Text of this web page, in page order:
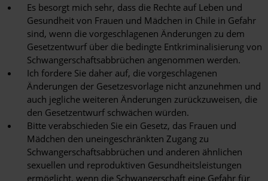
Es besorgt mich sehr, dass die Rechte auf Leben und
Gesundheit von Frauen und Mädchen in Chile in Gefahr
sind, wenn die vorgeschlagenen Änderungen zu dem
Gesetzentwurf über die bedingte Entkriminalisierung von
Schwangerschaftsabbrüchen angenommen werden.
Ich fordere Sie daher auf, die vorgeschlagenen
Änderungen der Gesetzesvorlage nicht anzunehmen und
auch jegliche weiteren Änderungen zurückzuweisen, die
den Gesetzentwurf schwächen würden.
Bitte verabschieden Sie ein Gesetz, das Frauen und
Mädchen den uneingeschränkten Zugang zu
Schwangerschaftsabbrüchen und anderen ähnlichen
sexuellen und reproduktiven Gesundheitsleistungen
ermöglicht, wenn die Schwangerschaft eine Gefahr für